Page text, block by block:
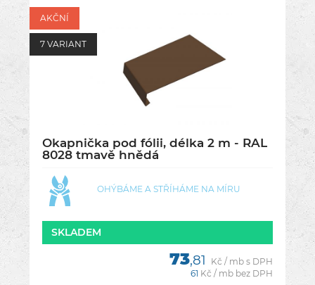
AKČNÍ
7 VARIANT
Okapnička pod fólii, délka 2 m - RAL
8028 tmavě hnědá
OHÝBÁME A STŘÍHÁME NA MÍRU
SKLADEM
73,81
Kč / mb s DPH
61 Kč / mb bez DPH